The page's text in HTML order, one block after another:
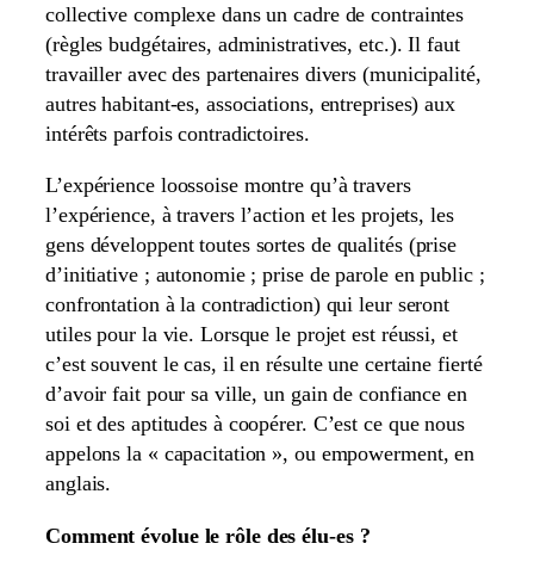
collective complexe dans un cadre de contraintes
(règles budgétaires, administratives, etc.). Il faut
travailler avec des partenaires divers (municipalité,
autres habitant-es, associations, entreprises) aux
intérêts parfois contradictoires.
L’expérience loossoise montre qu’à travers
l’expérience, à travers l’action et les projets, les
gens développent toutes sortes de qualités (prise
d’initiative ; autonomie ; prise de parole en public ;
confrontation à la contradiction) qui leur seront
utiles pour la vie. Lorsque le projet est réussi, et
c’est souvent le cas, il en résulte une certaine fierté
d’avoir fait pour sa ville, un gain de confiance en
soi et des aptitudes à coopérer. C’est ce que nous
appelons la « capacitation », ou empowerment, en
anglais.
Comment évolue le rôle des élu-es ?